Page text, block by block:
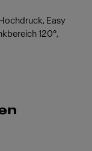
Easy
120°,